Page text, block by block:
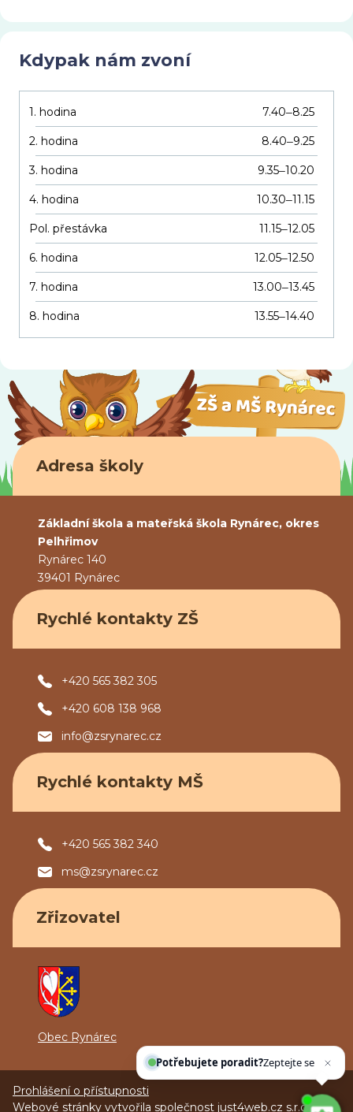
Kdypak nám zvoní
1. hodina 7.40–8.25
2. hodina 8.40–9.25
3. hodina 9.35–10.20
4. hodina 10.30–11.15
Pol. přestávka 11.15–12.05
6. hodina 12.05–12.50
7. hodina 13.00–13.45
8. hodina 13.55–14.40
Adresa školy
Základní škola a mateřská škola Rynárec, okres
Pelhřimov
Rynárec 140
39401 Rynárec
Rychlé kontakty ZŠ
+420 565 382 305
+420 608 138 968
info@zsrynarec.cz
Rychlé kontakty MŠ
+420 565 382 340
ms@zsrynarec.cz
Zřizovatel
Obec Rynárec
Prohlášení o přístupnosti
Webové stránky vytvořila společnost just4web.cz s.r.o. (J4W-
Potřebujete poradit?Zeptejte se našeho asistentaCh